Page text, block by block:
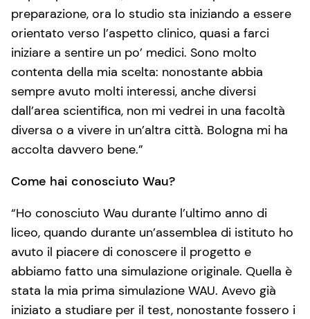
preparazione, ora lo studio sta iniziando a essere
orientato verso l’aspetto clinico, quasi a farci
iniziare a sentire un po’ medici. Sono molto
contenta della mia scelta: nonostante abbia
sempre avuto molti interessi, anche diversi
dall’area scientifica, non mi vedrei in una facoltà
diversa o a vivere in un’altra città. Bologna mi ha
accolta davvero bene.”
Come hai conosciuto Wau?
“Ho conosciuto Wau durante l’ultimo anno di
liceo, quando durante un’assemblea di istituto ho
avuto il piacere di conoscere il progetto e
abbiamo fatto una simulazione originale. Quella è
stata la mia prima simulazione WAU. Avevo già
iniziato a studiare per il test, nonostante fossero i